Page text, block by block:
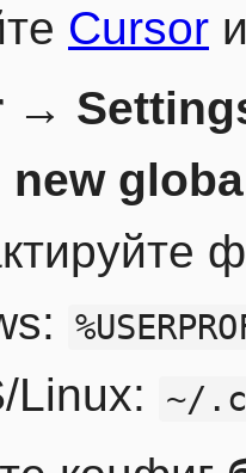
Cursor
→
new
Linux: ~/